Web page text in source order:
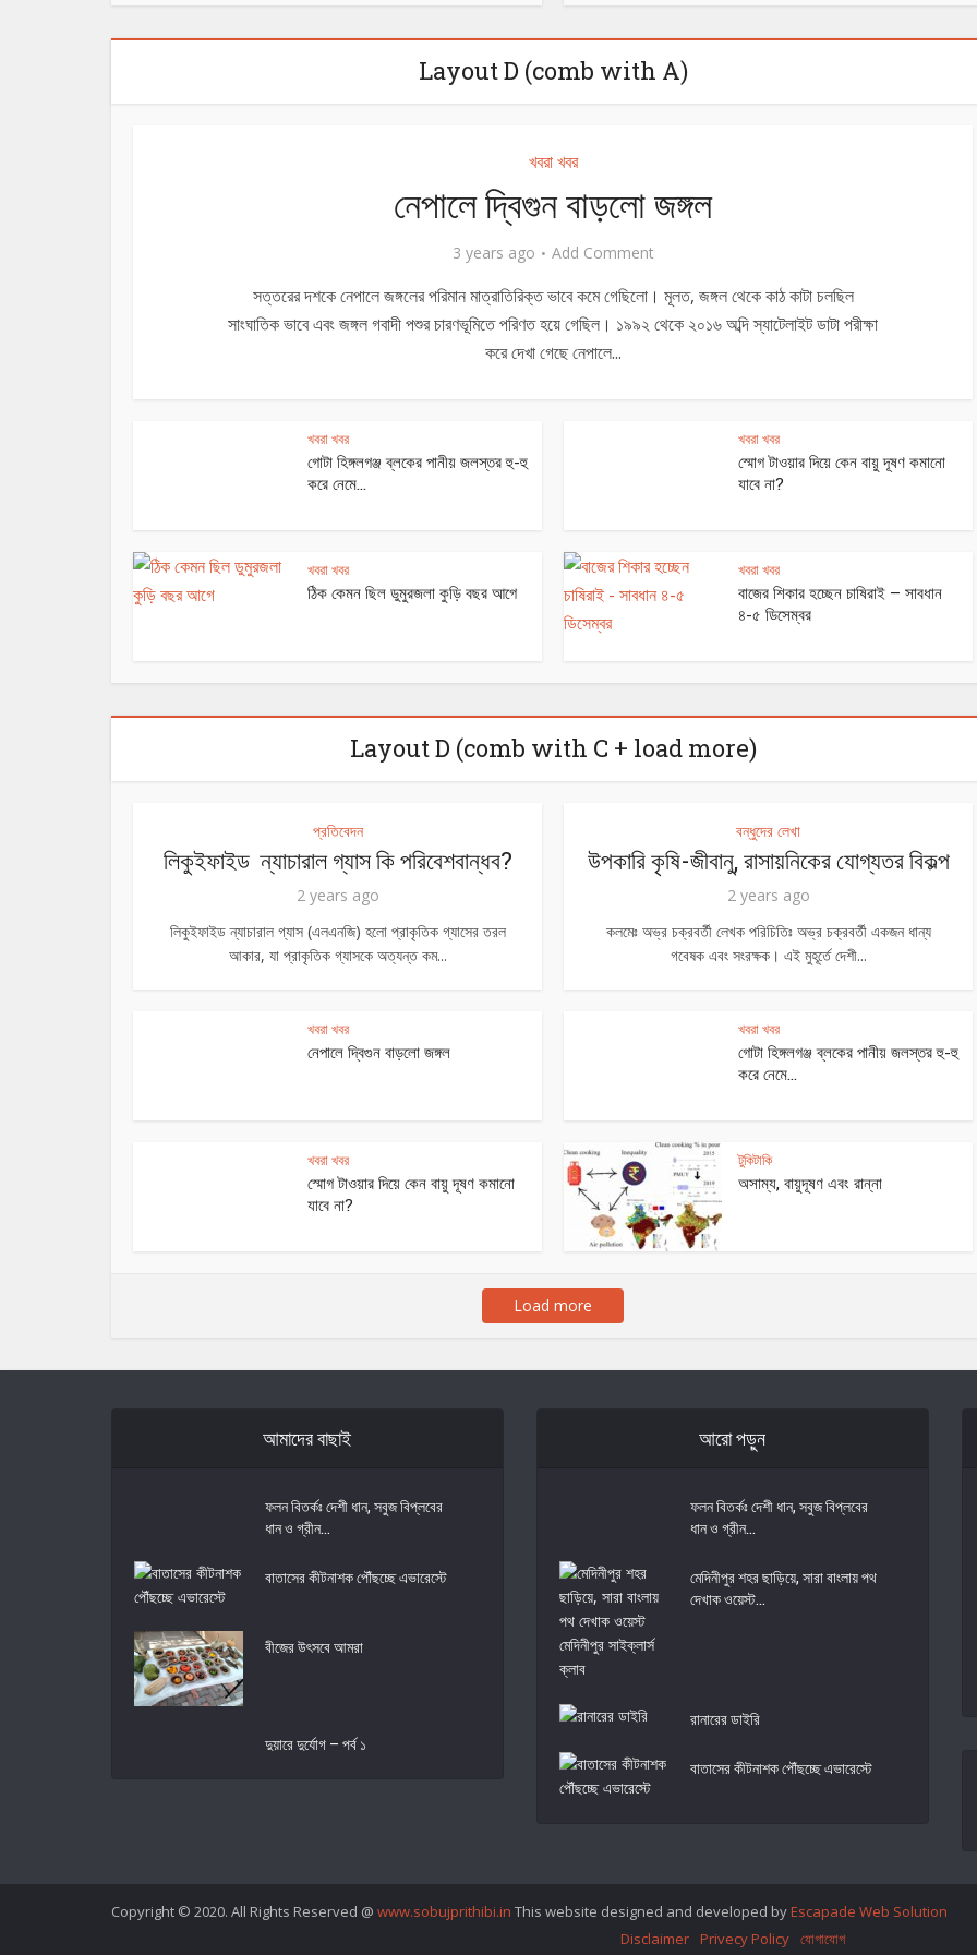
Layout D (comb with A)
খবরা খবর
নেপালে দ্বিগুন বাড়লো জঙ্গল
3 years ago Add Comment
সত্তরের দশকে নেপালে জঙ্গলের পরিমান মাত্রাতিরিক্ত ভাবে কমে গেছিলো। মূলত, জঙ্গল থেকে কাঠ কাটা চলছিল
সাংঘাতিক ভাবে এবং জঙ্গল গবাদী পশুর চারণভূমিতে পরিণত হয়ে গেছিল। ১৯৯২ থেকে ২০১৬ অব্দি স্যাটেলাইট ডাটা পরীক্ষা
করে দেখা গেছে নেপালে...
খবরা খবর
গোটা হিঙ্গলগঞ্জ ব্লকের পানীয় জলস্তর হু-হু
করে নেমে...
খবরা খবর
স্মোগ টাওয়ার দিয়ে কেন বায়ু দূষণ কমানো
যাবে না?
খবরা খবর
ঠিক কেমন ছিল ডুমুরজলা কুড়ি বছর আগে
খবরা খবর
বাজের শিকার হচ্ছেন চাষিরাই – সাবধান
৪-৫ ডিসেম্বর
Layout D (comb with C + load more)
প্রতিবেদন
লিকুইফাইড ন্যাচারাল গ্যাস কি পরিবেশবান্ধব?
2 years ago
লিকুইফাইড ন্যাচারাল গ্যাস (এলএনজি) হলো প্রাকৃতিক গ্যাসের তরল
আকার, যা প্রাকৃতিক গ্যাসকে অত্যন্ত কম...
বন্ধুদের লেখা
উপকারি কৃষি-জীবানু, রাসায়নিকের যোগ্যতর বিকল্প
2 years ago
কলমেঃ অভ্র চক্রবর্তী লেখক পরিচিতিঃ অভ্র চক্রবর্তী একজন ধান্য
গবেষক এবং সংরক্ষক। এই মুহূর্তে দেশী...
খবরা খবর
নেপালে দ্বিগুন বাড়লো জঙ্গল
খবরা খবর
গোটা হিঙ্গলগঞ্জ ব্লকের পানীয় জলস্তর হু-হু
করে নেমে...
খবরা খবর
স্মোগ টাওয়ার দিয়ে কেন বায়ু দূষণ কমানো
যাবে না?
টুকিটাকি
অসাম্য, বায়ুদূষণ এবং রান্না
Load more
আমাদের বাছাই
ফলন বিতর্কঃ দেশী ধান, সবুজ বিপ্লবের
ধান ও গ্রীন...
বাতাসের কীটনাশক পৌঁছচ্ছে এভারেস্টে
বীজের উৎসবে আমরা
দুয়ারে দুর্যোগ – পর্ব ১
আরো পড়ুন
ফলন বিতর্কঃ দেশী ধান, সবুজ বিপ্লবের
ধান ও গ্রীন...
মেদিনীপুর শহর ছাড়িয়ে, সারা বাংলায় পথ
দেখাক ওয়েস্ট...
রানারের ডাইরি
বাতাসের কীটনাশক পৌঁছচ্ছে এভারেস্টে
Copyright © 2020. All Rights Reserved @ www.sobujprithibi.in This website designed and developed by Escapade Web Solution
Disclaimer
Privecy Policy যোগাযোগ